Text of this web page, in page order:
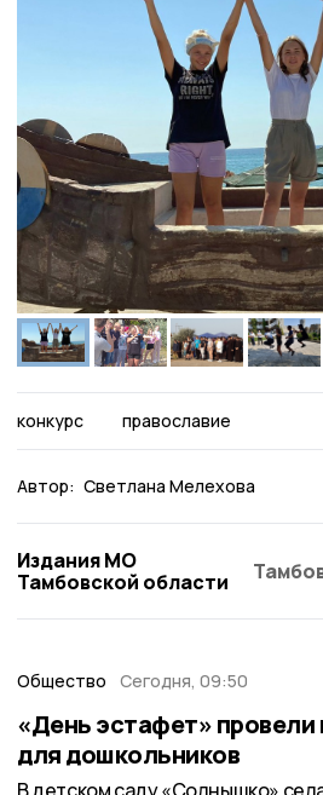
конкурс православие
Автор: Светлана Мелехова
Издания МО
Тамбовской области
Общество Сегодня, 09:50
«День эстафет»
для дошкольников